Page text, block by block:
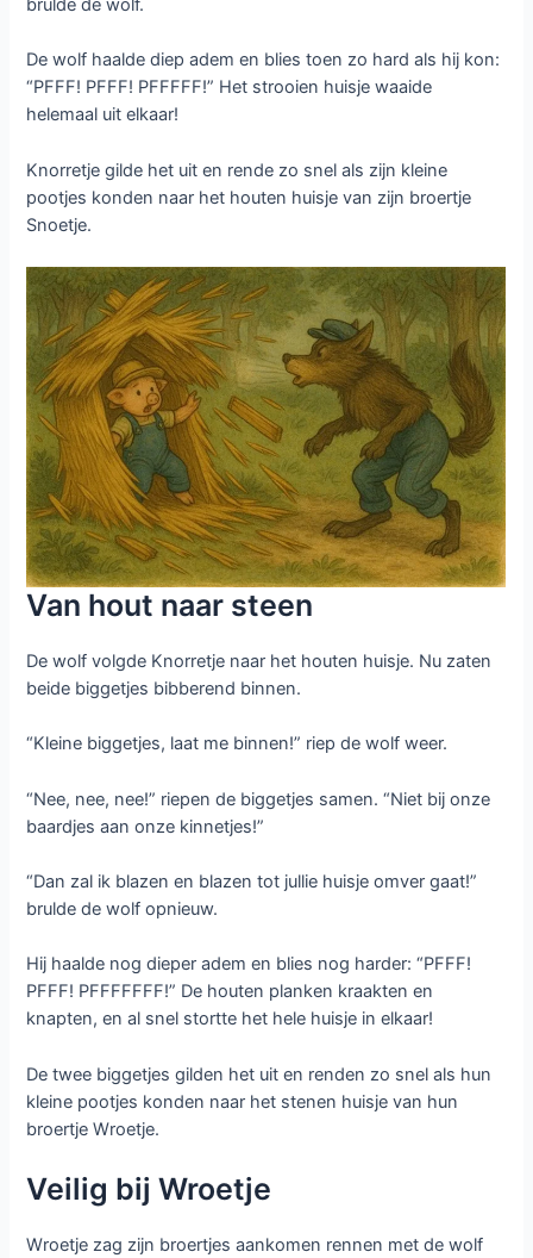
brulde de wolf.
De wolf haalde diep adem en blies toen zo hard als hij kon:
“PFFF! PFFF! PFFFFF!” Het strooien huisje waaide
helemaal uit elkaar!
Knorretje gilde het uit en rende zo snel als zijn kleine
pootjes konden naar het houten huisje van zijn broertje
Snoetje.
Van hout naar steen
De wolf volgde Knorretje naar het houten huisje. Nu zaten
beide biggetjes bibberend binnen.
“Kleine biggetjes, laat me binnen!” riep de wolf weer.
“Nee, nee, nee!” riepen de biggetjes samen. “Niet bij onze
baardjes aan onze kinnetjes!”
“Dan zal ik blazen en blazen tot jullie huisje omver gaat!”
brulde de wolf opnieuw.
Hij haalde nog dieper adem en blies nog harder: “PFFF!
PFFF! PFFFFFFF!” De houten planken kraakten en
knapten, en al snel stortte het hele huisje in elkaar!
De twee biggetjes gilden het uit en renden zo snel als hun
kleine pootjes konden naar het stenen huisje van hun
broertje Wroetje.
Veilig bij Wroetje
Wroetje zag zijn broertjes aankomen rennen met de wolf